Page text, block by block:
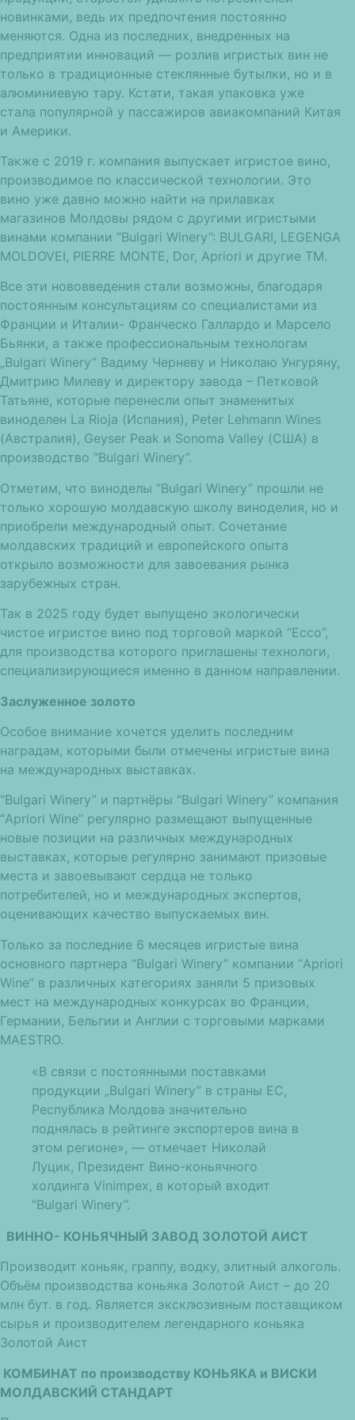
новинками, ведь их предпочтения постоянно
меняются. Одна из последних, внедренных на
предприятии инноваций — розлив игристых вин не
только в традиционные стеклянные бутылки, но и в
алюминиевую тару. Кстати, такая упаковка уже
стала популярной у пассажиров авиакомпаний Китая
и Америки.
Также с 2019 г. компания выпускает игристое вино,
производимое по классической технологии. Это
вино уже давно можно найти на прилавках
магазинов Молдовы рядом с другими игристыми
винами компании “Bulgari Winery”: BULGARI, LEGENGA
MOLDOVEI, PIERRE MONTE, Dor, Apriori и другие ТМ.
Все эти нововведения стали возможны, благодаря
постоянным консультациям со специалистами из
Франции и Италии- Франческо Галлардо и Марсело
Бьянки, а также профессиональным технологам
„Bulgari Winery” Вадиму Черневу и Николаю Унгуряну,
Дмитрию Милеву и директору завода – Петковой
Татьяне, которые перенесли опыт знаменитых
виноделен La Rioja (Испания), Peter Lehmann Wines
(Австралия), Geyser Peak и Sonoma Valley (США) в
производство “Bulgari Winery”.
Отметим, что виноделы “Bulgari Winery” прошли не
только хорошую молдавскую школу виноделия, но и
приобрели международный опыт. Сочетание
молдавских традиций и европейского опыта
открыло возможности для завоевания рынка
зарубежных стран.
Так в 2025 году будет выпущено экологически
чистое игристое вино под торговой маркой “Ecco”,
для производства которого приглашены технологи,
специализирующиеся именно в данном направлении.
Заслуженное золото
Особое внимание хочется уделить последним
наградам, которыми были отмечены игристые вина
на международных выставках.
“Bulgari Winery” и партнёры “Bulgari Winery” компания
“Apriori Wine” регулярно размещают выпущенные
новые позиции на различных международных
выставках, которые регулярно занимают призовые
места и завоевывают сердца не только
потребителей, но и международных экспертов,
оценивающих качество выпускаемых вин.
Только за последние 6 месяцев игристые вина
основного партнера “Bulgari Winery” компании “Apriori
Wine” в различных категориях заняли 5 призовых
мест на международных конкурсах во Франции,
Германии, Бельгии и Англии с торговыми марками
MAESTRO.
«В связи с постоянными поставками
продукции „Bulgari Winery” в страны ЕС,
Республика Молдова значительно
поднялась в рейтинге экспортеров вина в
этом регионе», — отмечает Николай
Луцик, Президент Вино-коньячного
холдинга Vinimpex, в который входит
“Bulgari Winery”.
ВИННО- КОНЬЯЧНЫЙ ЗАВОД ЗОЛОТОЙ АИСТ
Производит коньяк, граппу, водку, элитный алкоголь.
Объём производства коньяка Золотой Аист – до 20
млн бут. в год. Является эксклюзивным поставщиком
сырья и производителем легендарного коньяка
Золотой Аист
КОМБИНАТ по производству КОНЬЯКА и ВИСКИ
МОЛДАВСКИЙ СТАНДАРТ